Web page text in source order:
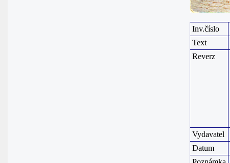
Inv.číslo
Text
Reverz
Vydavatel
Datum